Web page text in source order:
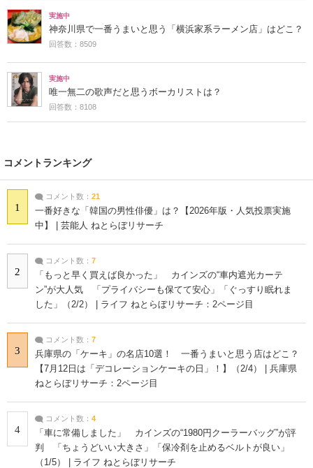
実施中
神奈川県で一番うまいと思う「横浜家系ラーメン店」はどこ？
回答数：8509
実施中
唯一無二の歌声だと思うボーカリストは？
回答数：8108
コメントランキング
1
コメント数： 21
一番好きな「韓国の男性俳優」は？【2026年版・人気投票実施
中】 | 芸能人 ねとらぼリサーチ
2
コメント数： 7
「もっと早く買えば良かった」 カインズの“車内遮光カーテ
ン”が大人気 「プライバシーも保てて安心」「ぐっすり眠れま
した」（2/2） | ライフ ねとらぼリサーチ：2ページ目
3
コメント数： 7
兵庫県の「ケーキ」の名店10選！ 一番うまいと思う店はどこ？
【7月12日は「デコレーションケーキの日」！】（2/4） | 兵庫県
ねとらぼリサーチ：2ページ目
4
コメント数： 4
「車に常備しました」 カインズの“1980円クーラーバッグ”が評
判 「ちょうどいい大きさ」「保冷剤を止めるベルトが良い」
（1/5） | ライフ ねとらぼリサーチ